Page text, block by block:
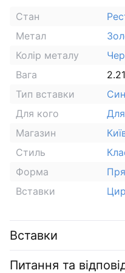
Стан
Метал
Колір металу
Вага
Тип вставки
Для кого
Магазин
Стиль
Форма
Вставки
Вставки
Питання та